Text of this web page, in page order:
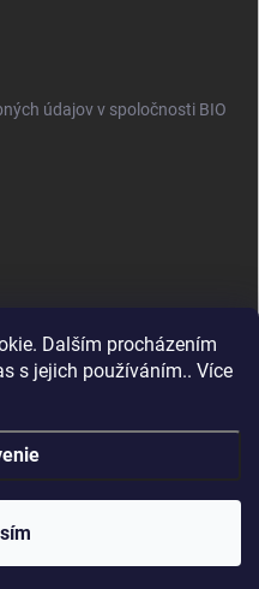
Dalším procházením
s jejich používáním.. Více
údajov v spoločnosti BIO
. Všetky práva vyhradené.